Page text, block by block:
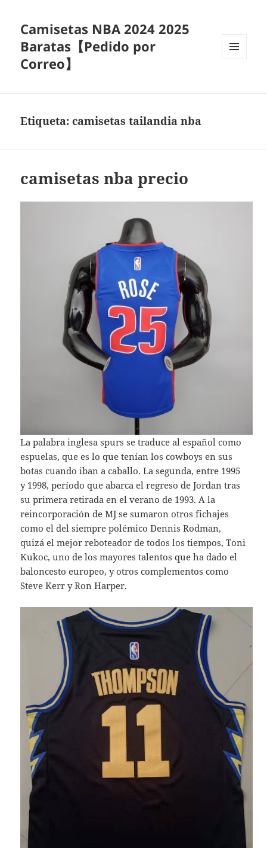
Camisetas NBA 2024 2025
Baratas【Pedido por
Correo】
Etiqueta:camisetas tailandia nba
camisetas nba precio
La palabra inglesa spurs se traduce al español como
espuelas, que es lo que tenían los cowboys en sus
botas cuando iban a caballo. La segunda, entre 1995
y 1998, período que abarca el regreso de Jordan tras
su primera retirada en el verano de 1993. A la
reincorporación de MJ se sumaron otros fichajes
como el del siempre polémico Dennis Rodman,
quizá el mejor reboteador de todos los tiempos, Toni
Kukoc, uno de los mayores talentos que ha dado el
baloncesto europeo, y otros complementos como
Steve Kerr y Ron Harper.